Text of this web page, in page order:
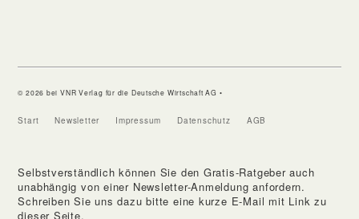
© 2026 bei VNR Verlag für die Deutsche Wirtschaft AG •
Start Newsletter Impressum Datenschutz AGB
Selbstverständlich können Sie den Gratis-Ratgeber auch
unabhängig von einer Newsletter-Anmeldung anfordern.
Schreiben Sie uns dazu bitte eine kurze E-Mail mit Link zu
dieser Seite.